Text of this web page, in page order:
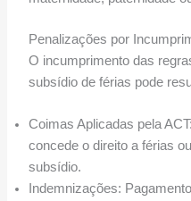
Penalizações por
O incumprimento das
subsídio de férias pode
Coimas Aplicadas pela
concede o direito a férias
subsídio.
Indemnizações: